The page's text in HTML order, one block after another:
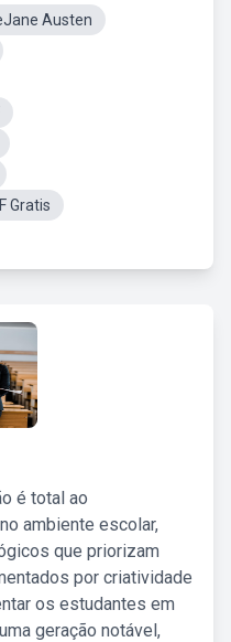
Austen
Gratis
é total ao
ambiente escolar,
que priorizam
por criatividade
os estudantes em
geração notável,